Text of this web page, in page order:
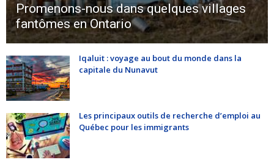
Promenons-nous dans quelques villages
fantômes en Ontario
Iqaluit : voyage au bout du monde dans la
capitale du Nunavut
Les principaux outils de recherche d’emploi au
Québec pour les immigrants